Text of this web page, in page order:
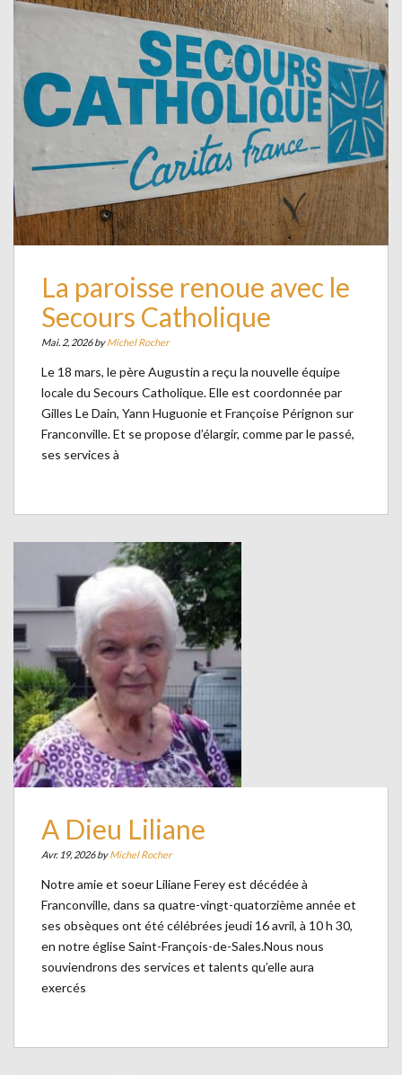
La paroisse renoue avec le
Secours Catholique
Mai. 2, 2026 byMichel Rocher
Le 18 mars, le père Augustin a reçu la nouvelle équipe
locale du Secours Catholique. Elle est coordonnée par
Gilles Le Dain, Yann Huguonie et Françoise Pérignon sur
Franconville. Et se propose d’élargir, comme par le passé,
ses services à
A Dieu Liliane
Avr. 19, 2026 byMichel Rocher
Notre amie et soeur Liliane Ferey est décédée à
Franconville, dans sa quatre-vingt-quatorzième année et
ses obsèques ont été célébrées jeudi 16 avril, à 10 h 30,
en notre église Saint-François-de-Sales.Nous nous
souviendrons des services et talents qu’elle aura
exercés